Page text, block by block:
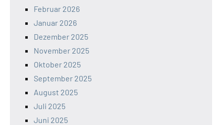
Februar 2026
Januar 2026
Dezember 2025
November 2025
Oktober 2025
September 2025
August 2025
Juli 2025
Juni 2025